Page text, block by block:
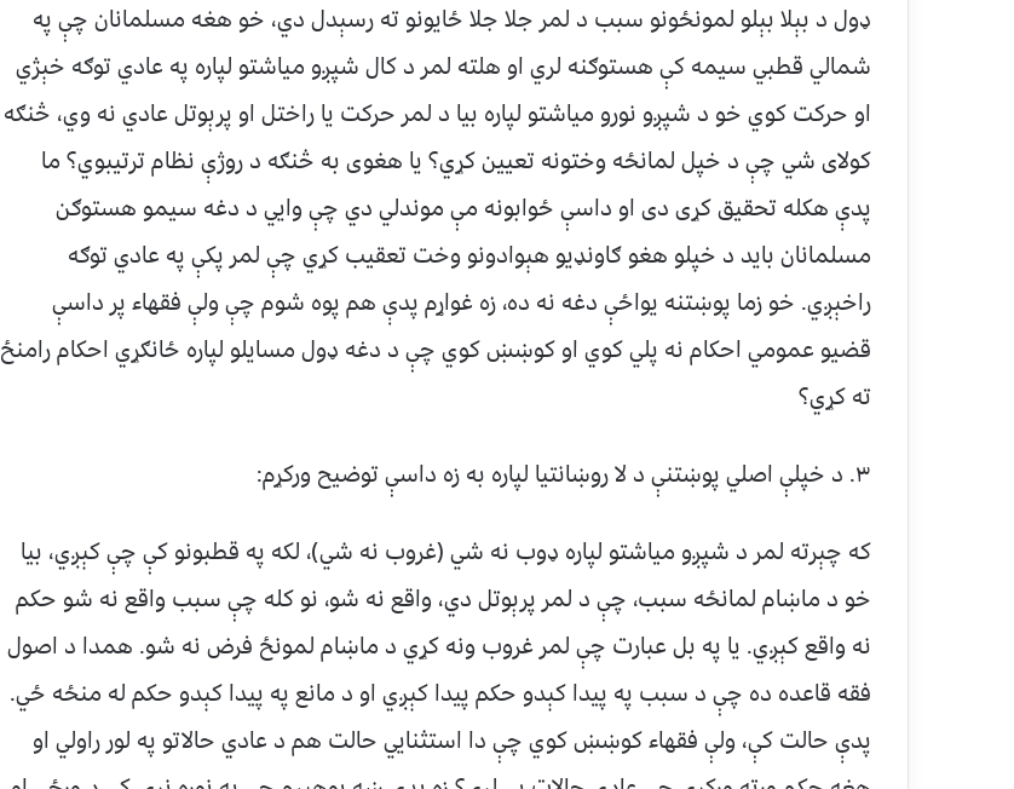
ډول د بېلا بېلو لمونځونو سبب د لمر جلا جلا ځایونو ته رسېدل دي، خو هغه مسلمانان چې په
شمالي قطبي سیمه کې هستوګنه لري او هلته لمر د کال شپږو میاشتو لپاره په عادي توګه خېژي
او حرکت کوي خو د شپږو نورو میاشتو لپاره بیا د لمر حرکت یا راختل او پرېوتل عادي نه وي، څنګه
کولای شي چې د خپل لمانځه وختونه تعیین کړي؟ یا هغوی به څنګه د روژې نظام ترتیبوي؟ ما
پدې هکله تحقیق کړی دی او داسې ځوابونه مې موندلي دي چې وایي د دغه سیمو هستوګن
مسلمانان باید د خپلو هغو ګاونډیو هېوادونو وخت تعقیب کړي چې لمر پکې په عادي توګه
راخېږي. خو زما پوښتنه یواځې دغه نه ده، زه غواړم پدې هم پوه شوم چې ولې فقهاء پر داسې
قضیو عمومي احکام نه پلي کوي او کوښښ کوي چې د دغه ډول مسایلو لپاره ځانګړي احکام رامنځ
ته کړي؟
۳. د خپلې اصلي پوښتنې د لا روښانتیا لپاره به زه داسې توضیح ورکړم:
که چېرته لمر د شپږو میاشتو لپاره ډوب نه شي (غروب نه شي)، لکه په قطبونو کې چې کېږي، بیا
خو د ماښام لمانځه سبب، چې د لمر پرېوتل دي، واقع نه شو، نو کله چې سبب واقع نه شو حکم
نه واقع کېږي. یا په بل عبارت چې لمر غروب ونه کړي د ماښام لمونځ فرض نه شو. همدا د اصول
فقه قاعده ده چې د سبب په پیدا کېدو حکم پیدا کېږي او د مانع په پیدا کېدو حکم له منځه ځي.
پدې حالت کې، ولې فقهاء کوښښ کوي چې دا استثنايي حالت هم د عادي حالاتو په لور راولي او